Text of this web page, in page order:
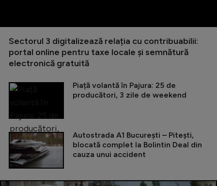
Sectorul 3 digitalizează relația cu contribuabilii:
portal online pentru taxe locale și semnătură
electronică gratuită
Piață volantă în Pajura: 25 de
producători, 3 zile de weekend
Autostrada A1 București – Pitești,
blocată complet la Bolintin Deal din
cauza unui accident